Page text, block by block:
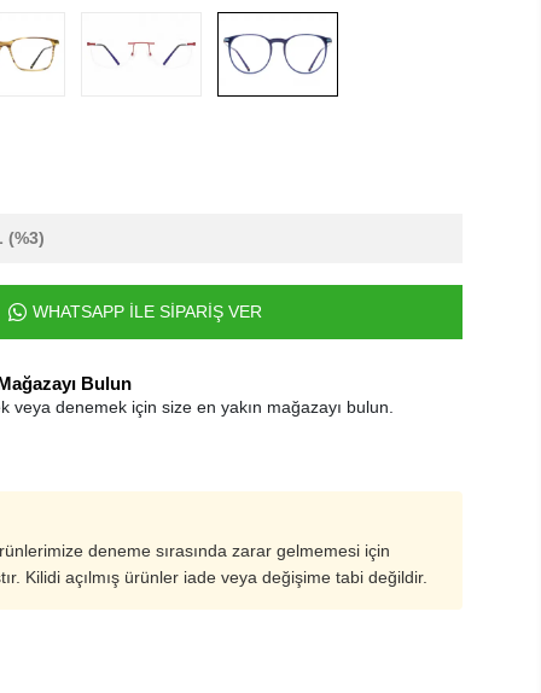
(%3)
WHATSAPP İLE SİPARİŞ VER
Bulun
veya denemek için size en yakın mağazayı bulun.
deneme sırasında zarar gelmemesi için
Kilidi açılmış ürünler iade veya değişime tabi değildir.